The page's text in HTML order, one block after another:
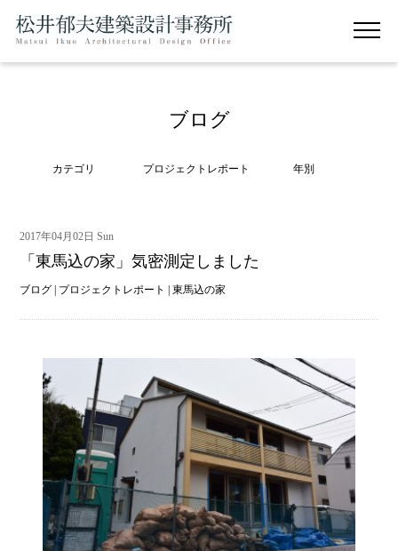
ブログ
カテゴリ プロジェクトレポート 年別
2017年04月02日 Sun
「東馬込の家」気密測定しました
ブログ プロジェクトレポート |東馬込の家